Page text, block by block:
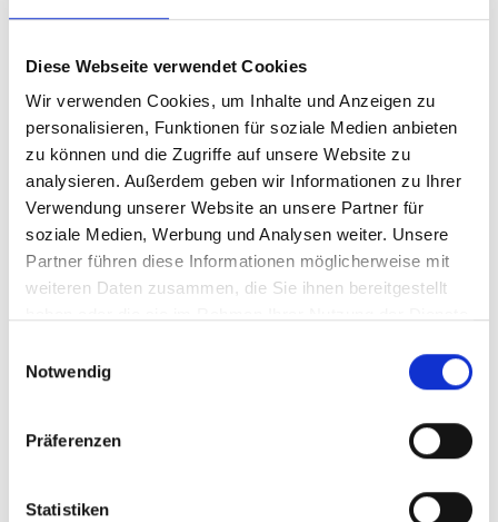
Diese Webseite verwendet Cookies
Wir verwenden Cookies, um Inhalte und Anzeigen zu
personalisieren, Funktionen für soziale Medien anbieten
zu können und die Zugriffe auf unsere Website zu
analysieren. Außerdem geben wir Informationen zu Ihrer
Verwendung unserer Website an unsere Partner für
soziale Medien, Werbung und Analysen weiter. Unsere
Partner führen diese Informationen möglicherweise mit
weiteren Daten zusammen, die Sie ihnen bereitgestellt
Notwendig
Präferenzen
Statistiken
Steckbrief
Beschreibung
Durchschnittliche Nährwerte pro 100 ml
Bewertungen
Produktgalerie überspringen